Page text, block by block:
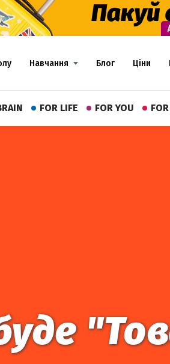
Навчання Блог Ціни
FOR LIFE FOR YOU